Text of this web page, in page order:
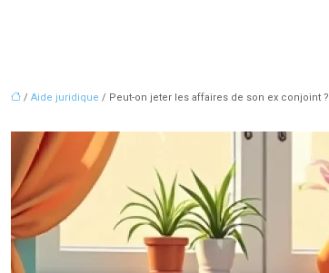
/ Aide juridique / Peut-on jeter les affaires de son ex conjoint ?